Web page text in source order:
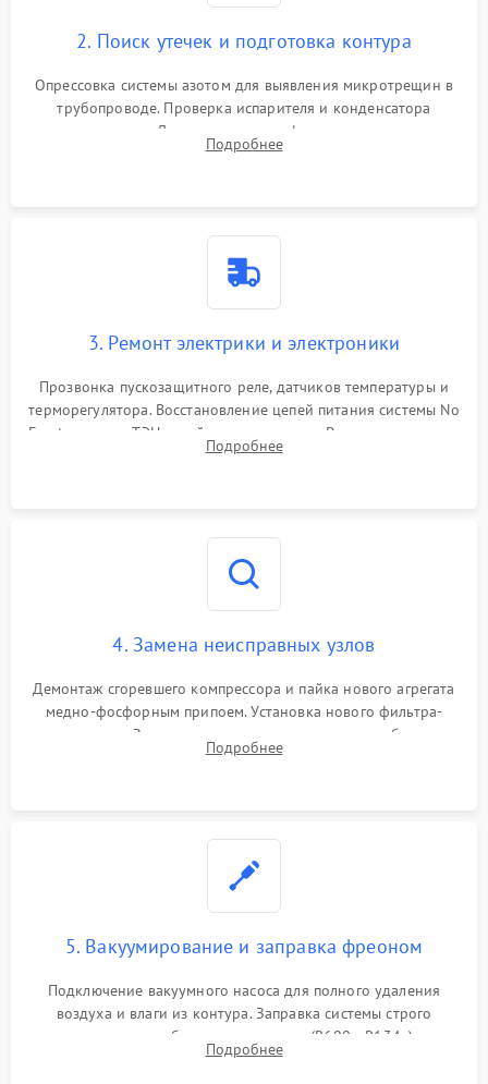
2. Поиск утечек и подготовка контура
Опрессовка системы азотом для выявления микротрещин в
трубопроводе. Проверка испарителя и конденсатора
течеискателем. Демонтаж старого фильтра-осушителя и
продувка капиллярной трубки для устранения засоров.
Подробнее
3. Ремонт электрики и электроники
Прозвонка пускозащитного реле, датчиков температуры и
терморегулятора. Восстановление цепей питания системы No
Frost, включая ТЭН оттайки и вентилятор. Ремонт или замена
платы управления при сбоях алгоритмов.
Подробнее
4. Замена неисправных узлов
Демонтаж сгоревшего компрессора и пайка нового агрегата
медно-фосфорным припоем. Установка нового фильтра-
осушителя. Замена изношенных вентиляторов обдува,
сломанных заслонок или поврежденных дверных петель.
Подробнее
5. Вакуумирование и заправка фреоном
Подключение вакуумного насоса для полного удаления
воздуха и влаги из контура. Заправка системы строго
дозированным объемом хладагента (R600a, R134a) по
электронным весам. Контроль рабочего давления в системе.
Подробнее